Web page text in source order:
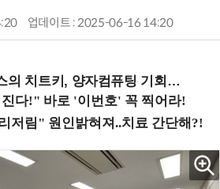
업데이트 : 2025-06-16 14:20
자컴퓨팅 기회를 선점하라! (8/28 강남역)